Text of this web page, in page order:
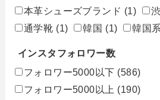
本革シューズブランド (1)
通学靴 (1) 韓国 (1) 韓国系
インスタフォロワー数
フォロワー5000以下 (586)
フォロワー5000以上 (190)